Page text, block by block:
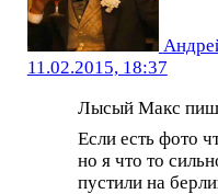
11.02.2015, 18:37
Лысый Макс
Если есть фото
но я что то
пустили на